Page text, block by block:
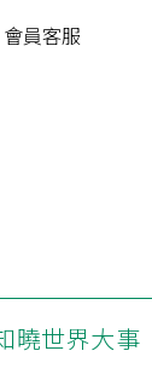
會員客服
曉世界大事